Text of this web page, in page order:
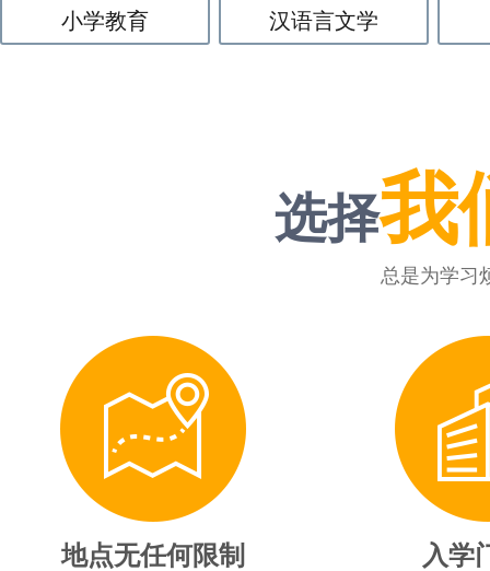
小学教育 汉语言文学
选择我
总是为学习
地点无任何限制 入学